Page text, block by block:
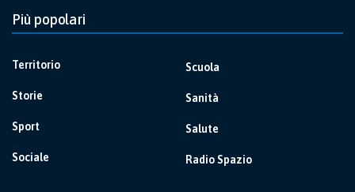
Più popolari
Territorio
Storie
Sport
Sociale
Scuola
Sanità
Salute
Radio Spazio